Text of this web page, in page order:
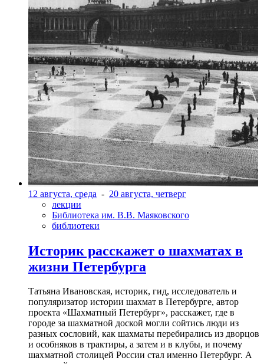
12 августа, среда - 20 августа, четверг
лекции
Библиотека им. В.В. Маяковского
библиотеки
Историк расскажет о шахматах в
жизни Петербурга
Татьяна Ивановская, историк, гид, исследователь и
популяризатор истории шахмат в Петербурге, автор
проекта «Шахматный Петербург», расскажет, где в
городе за шахматной доской могли сойтись люди из
разных сословий, как шахматы перебирались из дворцов
и особняков в трактиры, а затем и в клубы, и почему
шахматной столицей России стал именно Петербург. А